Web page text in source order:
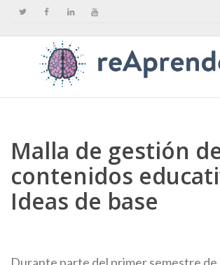
Malla de gestión
contenidos
Ideas de base